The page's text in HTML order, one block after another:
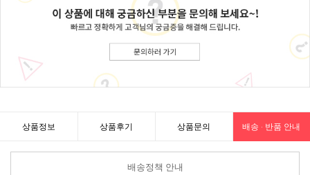
상품정보 상품후기 상품문의 배송 · 반품 안내
배송정책 안내